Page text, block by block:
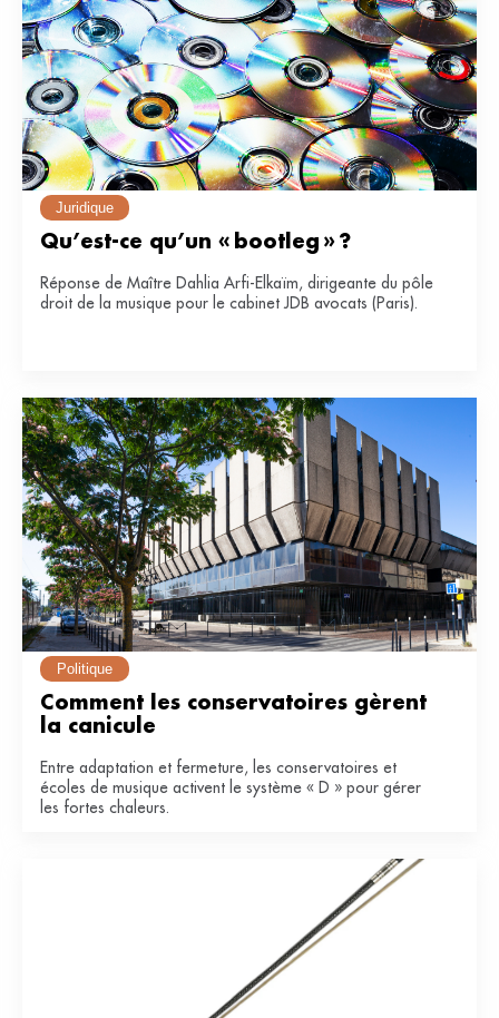
Juridique
Qu’est-ce qu’un « bootleg » ?
Réponse de Maître Dahlia Arfi-Elkaïm, dirigeante du pôle
droit de la musique pour le cabinet JDB avocats (Paris).
Politique
Comment les conservatoires gèrent
la canicule
Entre adaptation et fermeture, les conservatoires et
écoles de musique activent le système « D » pour gérer
les fortes chaleurs.